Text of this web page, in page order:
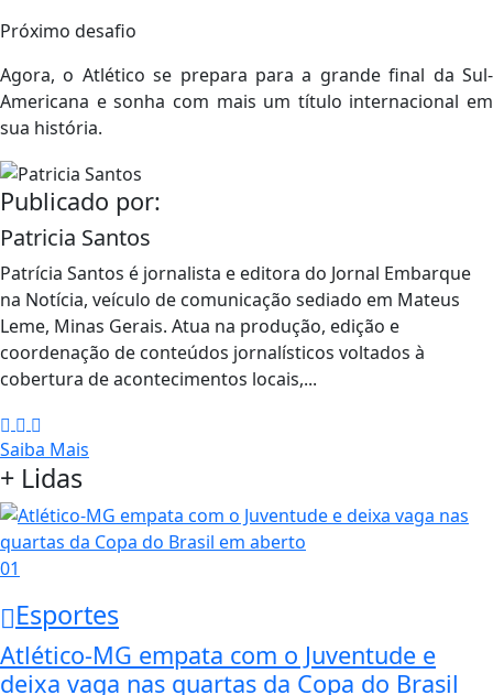
Próximo desafio
Agora, o Atlético se prepara para a grande final da Sul-
Americana e sonha com mais um título internacional em
sua história.
Publicado por:
Patricia Santos
Patrícia Santos é jornalista e editora do Jornal Embarque
na Notícia, veículo de comunicação sediado em Mateus
Leme, Minas Gerais. Atua na produção, edição e
coordenação de conteúdos jornalísticos voltados à
cobertura de acontecimentos locais,...
Saiba Mais
+ Lidas
01
Esportes
Atlético-MG empata com o Juventude e
deixa vaga nas quartas da Copa do Brasil